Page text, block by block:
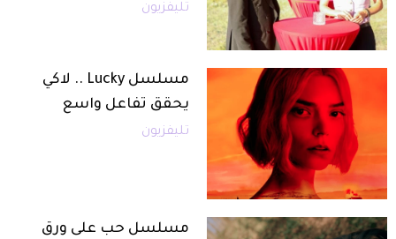
تليفزيون
مسلسل Lucky .. لاكي
يحقق تفاعل واسع
تليفزيون
مسلسل حب على ورق